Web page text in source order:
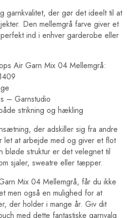
garnkvalitet, der gør det ideelt til at
Den mellemgrå farve giver et
ind i enhver garderobe eller
Air Garn Mix 04 Mellemgrå:
– Garnstudio
strikning og hækling
der adskiller sig fra andre
let at arbejde med og giver et flot
bløde struktur er det velegnet til
sjaler, sweatre eller tæpper.
Mix 04 Mellemgrå, får du ikke
men også en mulighed for at
der holder i mange år. Giv dit
med dette fantastiske garnvalg